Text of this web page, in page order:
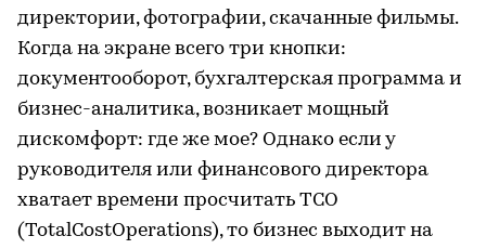
директории, фотографии, скачанные фильмы.
Когда на экране всего три кнопки:
документооборот, бухгалтерская программа и
бизнес-аналитика, возникает мощный
дискомфорт: где же мое? Однако если у
руководителя или финансового директора
хватает времени просчитать TCO
(TotalCostOperations), то бизнес выходит на